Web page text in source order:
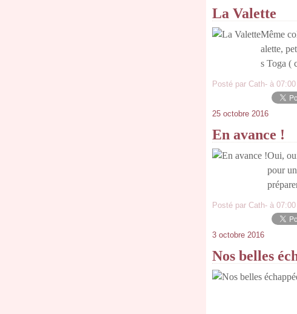
La Valette
Même
alette,
s Toga (
Posté par Cath- à
25 octobre 2016
En avance !
Oui,
pour
Posté par Cath- à
3 octobre 2016
Nos belles